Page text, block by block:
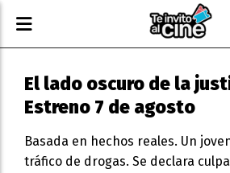
El lado oscuro de la
Estreno 7 de agosto
Basada en hechos reales. Un
tráfico de drogas. Se declara